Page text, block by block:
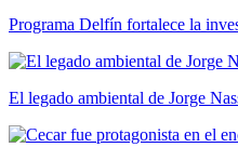
Programa Delfín fortalece la
El legado ambiental de Jorge